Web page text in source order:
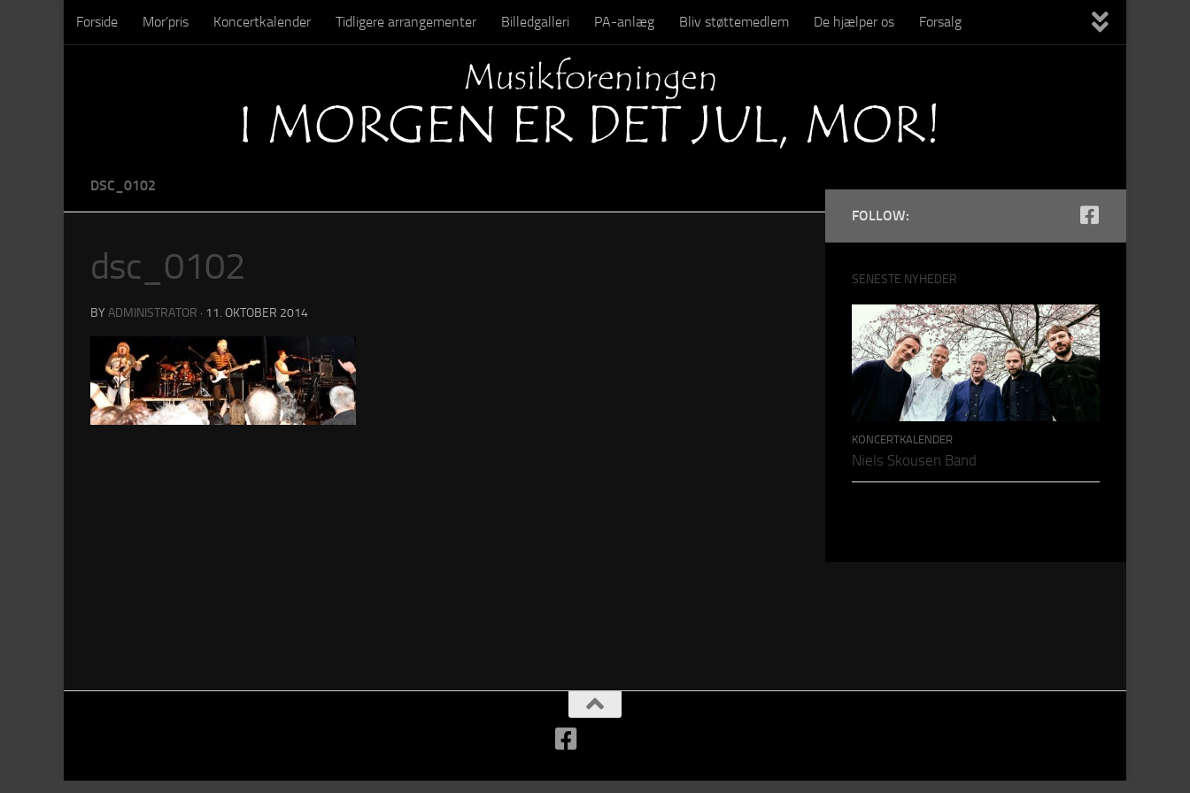
Skip to content
Forside Mor’pris Koncertkalender Tidligere arrangementer Billedgalleri PA-anlæg Bliv støttemedlem De hjælper os Forsalg
DSC_0102
dsc_0102
BY ADMINISTRATOR · 11. OKTOBER 2014
FOLLOW:
SENESTE NYHEDER
KONCERTKALENDER
Niels Skousen Band